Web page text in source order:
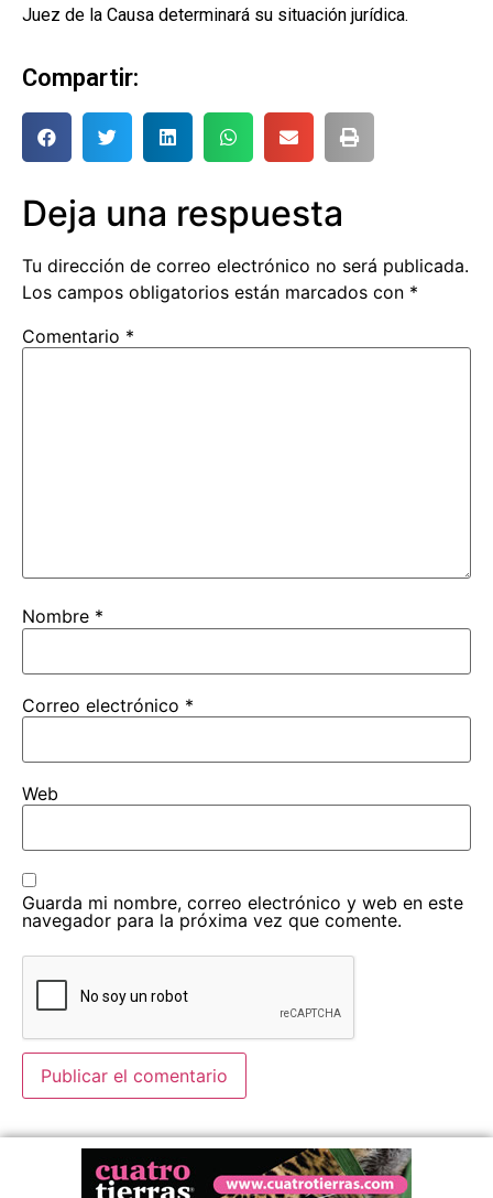
Juez de la Causa determinará su situación jurídica.
Compartir:
Deja una respuesta
Tu dirección de correo electrónico no será publicada.
Los campos obligatorios están marcados con *
Comentario *
Nombre *
Correo electrónico *
Web
Guarda mi nombre, correo electrónico y web en este
navegador para la próxima vez que comente.